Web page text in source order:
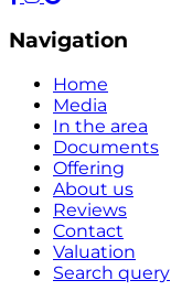
Navigation
Home
Media
In the area
Documents
Offering
About us
Reviews
Contact
Valuation
Search query